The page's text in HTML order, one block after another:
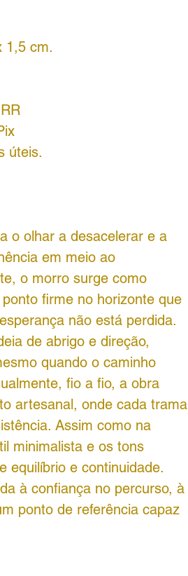
1,5 cm.
úteis.
o olhar a desacelerar e a
em meio ao
o morro surge como
firme no horizonte que
não está perdida.
de abrigo e direção,
quando o caminho
fio a fio, a obra
artesanal, onde cada trama
Assim como na
minimalista e os tons
equilíbrio e continuidade.
à confiança no percurso, à
ponto de referência capaz